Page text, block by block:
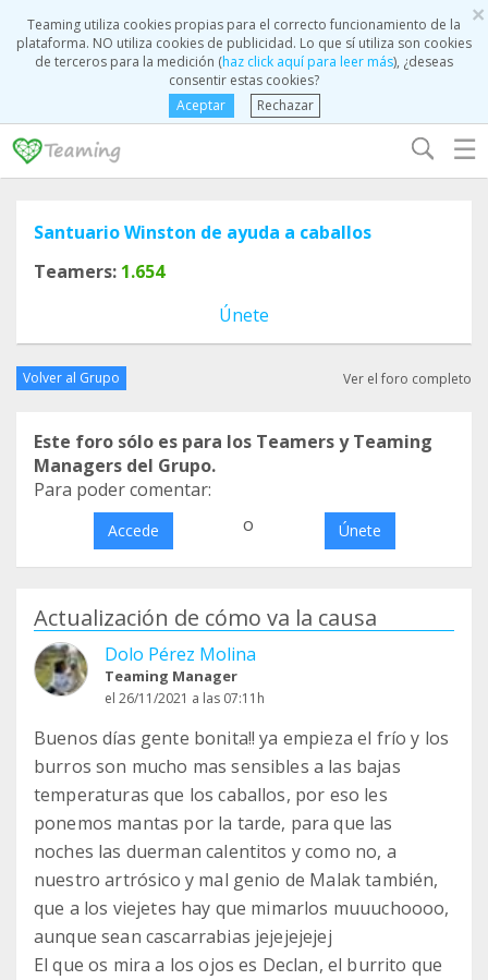
×
Teaming utiliza cookies propias para el correcto funcionamiento de la
plataforma. NO utiliza cookies de publicidad. Lo que sí utiliza son cookies
de terceros para la medición (haz click aquí para leer más), ¿deseas
consentir estas cookies?
Aceptar
Rechazar
☰
Santuario Winston de ayuda a caballos
Teamers: 1.654
Únete
Volver al Grupo Ver el foro completo
Este foro sólo es para los Teamers y Teaming
Managers del Grupo.
Para poder comentar:
Accede o Únete
Actualización de cómo va la causa
Dolo Pérez Molina
Teaming Manager
el 26/11/2021 a las 07:11h
Buenos días gente bonita!! ya empieza el frío y los
burros son mucho mas sensibles a las bajas
temperaturas que los caballos, por eso les
ponemos mantas por la tarde, para que las
noches las duerman calentitos y como no, a
nuestro artrósico y mal genio de Malak también,
que a los viejetes hay que mimarlos muuuchoooo,
aunque sean cascarrabias jejejejejej
El que os mira a los ojos es Declan, el burrito que